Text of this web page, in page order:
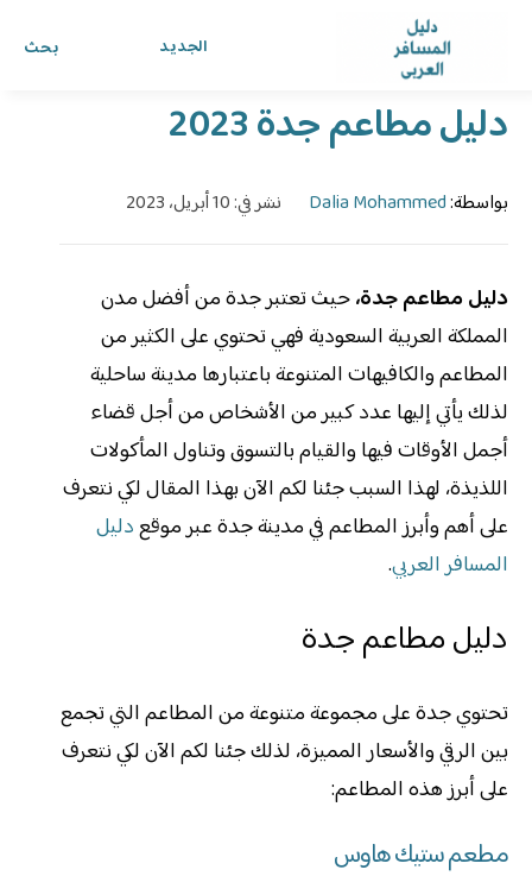
بحث الجديد
دليل المسافر العربي ›الدليل›
دليل مطاعم جدة 2023
بواسطة:Dalia Mohammed نشر في: 10 أبريل، 2023
دليل مطاعم جدة،حيث تعتبر جدة من أفضل مدن
المملكة العربية السعودية فهي تحتوي على الكثير من
المطاعم والكافيهات المتنوعة باعتبارها مدينة ساحلية
لذلك يأتي إليها عدد كبير من الأشخاص من أجل قضاء
أجمل الأوقات فيها والقيام بالتسوق وتناول المأكولات
اللذيذة، لهذا السبب جئنا لكم الآن بهذا المقال لكي نتعرف
على أهم وأبرز المطاعم في مدينة جدة عبر موقعدليل
المسافر العربي.
دليل مطاعم جدة
تحتوي جدة على مجموعة متنوعة من المطاعم التي تجمع
بين الرقي والأسعار المميزة، لذلك جئنا لكم الآن لكي نتعرف
على أبرز هذه المطاعم:
مطعم ستيك هاوس